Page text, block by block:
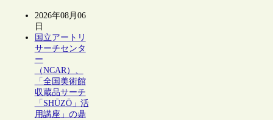
2026年08月06
日
国立アートリ
サーチセンタ
ー
（NCAR）、
「全国美術館
収蔵品サーチ
「SHŪZŌ」活
用講座」の鼎